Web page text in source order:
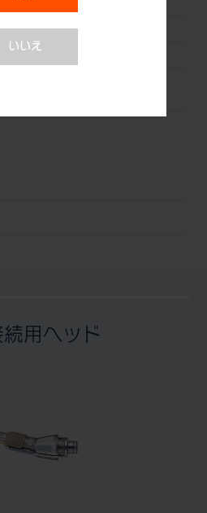
いいえ
ミニヘッド
用ヘッド